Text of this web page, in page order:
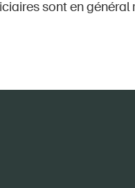
sont en